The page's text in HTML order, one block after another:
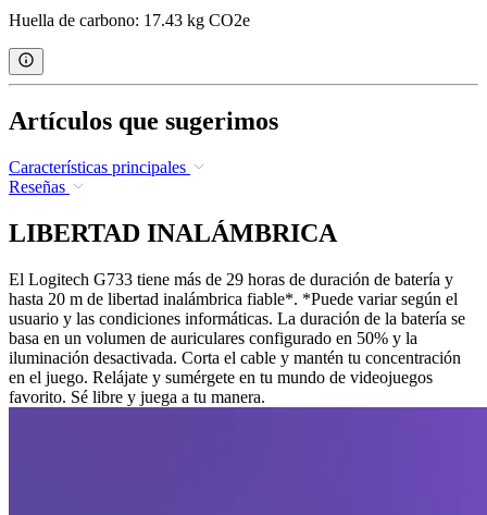
Huella de carbono: 17.43 kg CO2e
Artículos que sugerimos
Características principales
Reseñas
LIBERTAD INALÁMBRICA
El Logitech G733 tiene más de 29 horas de duración de batería y
hasta 20 m de libertad inalámbrica fiable*. *Puede variar según el
usuario y las condiciones informáticas. La duración de la batería se
basa en un volumen de auriculares configurado en 50% y la
iluminación desactivada. Corta el cable y mantén tu concentración
en el juego. Relájate y sumérgete en tu mundo de videojuegos
favorito. Sé libre y juega a tu manera.